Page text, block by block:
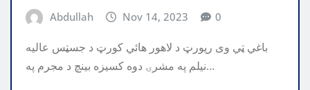
Abdullah Nov 14, 2023 0
باغي ټي وی رپورټ د لاهور هائي کورټ د جسټس عاليه
نيلم په مشرۍ دوه کسيزه بينچ د مجرم په…